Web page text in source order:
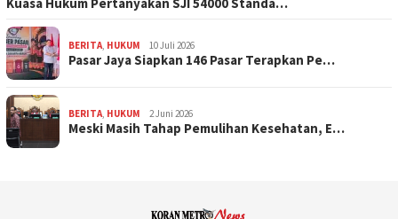
Kuasa Hukum Pertanyakan SJI 54000 Standa…
BERITA, HUKUM 10 Juli 2026
Pasar Jaya Siapkan 146 Pasar Terapkan Pe…
BERITA, HUKUM 2 Juni 2026
Meski Masih Tahap Pemulihan Kesehatan, E…